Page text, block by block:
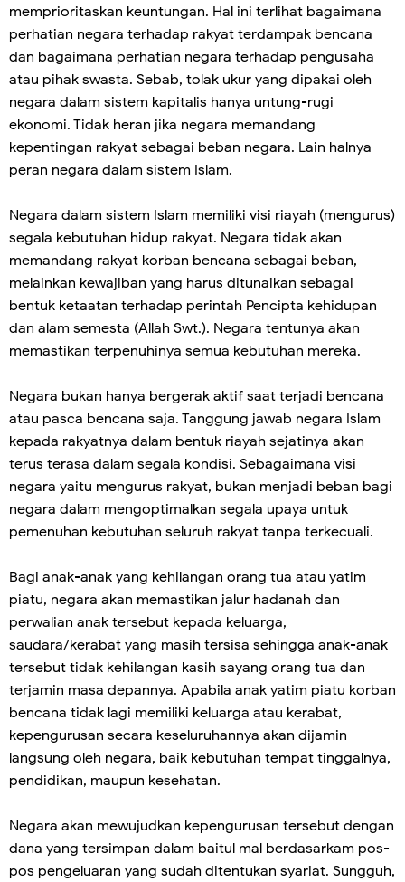
memprioritaskan keuntungan. Hal ini terlihat bagaimana
perhatian negara terhadap rakyat terdampak bencana
dan bagaimana perhatian negara terhadap pengusaha
atau pihak swasta. Sebab, tolak ukur yang dipakai oleh
negara dalam sistem kapitalis hanya untung-rugi
ekonomi. Tidak heran jika negara memandang
kepentingan rakyat sebagai beban negara. Lain halnya
peran negara dalam sistem Islam.
Negara dalam sistem Islam memiliki visi riayah (mengurus)
segala kebutuhan hidup rakyat. Negara tidak akan
memandang rakyat korban bencana sebagai beban,
melainkan kewajiban yang harus ditunaikan sebagai
bentuk ketaatan terhadap perintah Pencipta kehidupan
dan alam semesta (Allah Swt.). Negara tentunya akan
memastikan terpenuhinya semua kebutuhan mereka.
Negara bukan hanya bergerak aktif saat terjadi bencana
atau pasca bencana saja. Tanggung jawab negara Islam
kepada rakyatnya dalam bentuk riayah sejatinya akan
terus terasa dalam segala kondisi. Sebagaimana visi
negara yaitu mengurus rakyat, bukan menjadi beban bagi
negara dalam mengoptimalkan segala upaya untuk
pemenuhan kebutuhan seluruh rakyat tanpa terkecuali.
Bagi anak-anak yang kehilangan orang tua atau yatim
piatu, negara akan memastikan jalur hadanah dan
perwalian anak tersebut kepada keluarga,
saudara/kerabat yang masih tersisa sehingga anak-anak
tersebut tidak kehilangan kasih sayang orang tua dan
terjamin masa depannya. Apabila anak yatim piatu korban
bencana tidak lagi memiliki keluarga atau kerabat,
kepengurusan secara keseluruhannya akan dijamin
langsung oleh negara, baik kebutuhan tempat tinggalnya,
pendidikan, maupun kesehatan.
Negara akan mewujudkan kepengurusan tersebut dengan
dana yang tersimpan dalam baitul mal berdasarkam pos-
pos pengeluaran yang sudah ditentukan syariat. Sungguh,